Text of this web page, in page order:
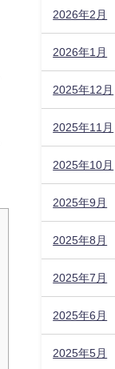
2026年2月
2026年1月
2025年12月
2025年11月
2025年10月
2025年9月
2025年8月
2025年7月
2025年6月
2025年5月